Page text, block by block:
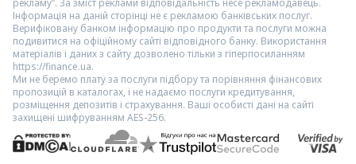
рекламу”. За зміст реклами відповідальність несе рекламодавець.
Інформація на даній сторінці не є рекламою банківських послуг.
Верифіковану банком інформацію про продукти та послуги можна
подивитися на офіційному сайті відповідного банку. Використання
матеріалів і даних з сайту дозволено тільки з гіперпосиланням
https://finance.ua.
Ми не беремо плату за послуги підбору та порівняння фінансових
пропозицій в каталогах, і не надаємо послуги кредитування,
розміщення депозитів і страхування. Ваші особисті дані на сайті
захищені шифруванням AES-256.